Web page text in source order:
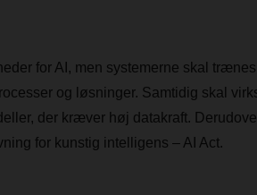
for AI, men systemerne skal
og løsninger. Samtidig skal
der kræver høj datakraft.
for kunstig intelligens – AI Act.